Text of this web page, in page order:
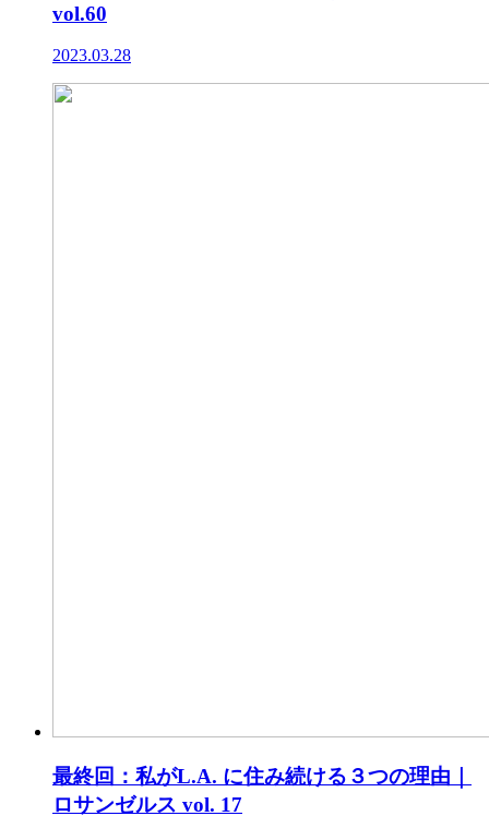
vol.60
2023.03.28
最終回：私がL.A. に住み続ける３つの理由｜
ロサンゼルス vol. 17